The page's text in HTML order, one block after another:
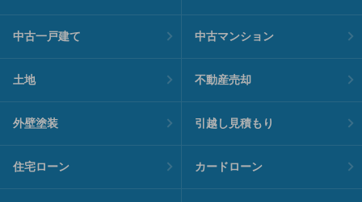
中古一戸建て 中古マンション
土地 不動産売却
外壁塗装 引越し見積もり
住宅ローン カードローン